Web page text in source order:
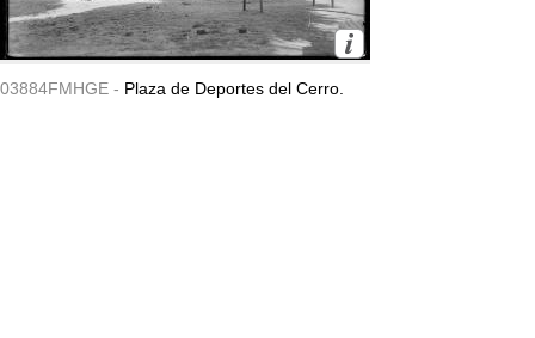
03884FMHGE - Plaza de Deportes del Cerro.